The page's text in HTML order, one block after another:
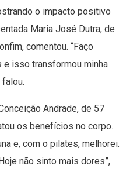
o impacto positivo
Maria José Dutra, de
comentou. “Faço
e isso transformou minha
falou.
Andrade, de 57
os benefícios no corpo.
e, com o pilates, melhorei.
não sinto mais dores”,